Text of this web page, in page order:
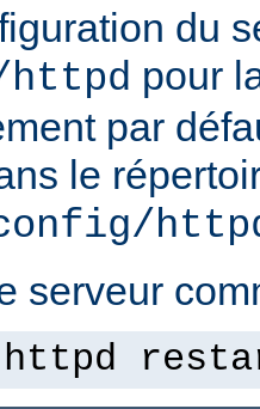
du
pour
par
le
serveur